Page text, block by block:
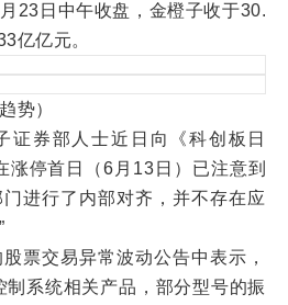
23日中午收盘，金橙子收于30.
亿亿元。
势）
证券部人士近日向《科创板日
涨停首日（6月13日）已注意到
进行了内部对齐，并不存在应
票交易异常波动公告中表示，
系统相关产品，部分型号的振